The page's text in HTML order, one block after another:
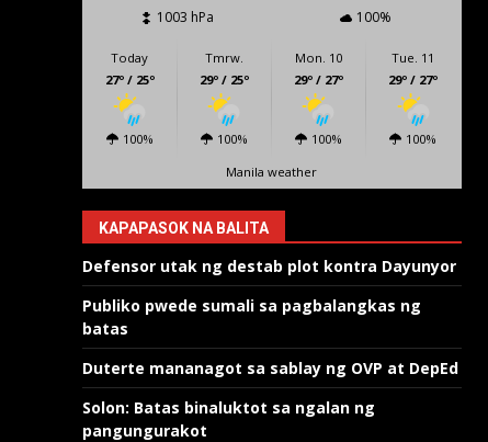
1003 hPa
100%
Today
27º / 25º
100%
Tmrw.
29º / 25º
100%
Mon. 10
29º / 27º
100%
Tue. 11
29º / 27º
100%
Manila weather
KAPAPASOK NA BALITA
Defensor utak ng destab plot kontra Dayunyor
Publiko pwede sumali sa pagbalangkas ng
batas
Duterte mananagot sa sablay ng OVP at DepEd
Solon: Batas binaluktot sa ngalan ng
pangungurakot